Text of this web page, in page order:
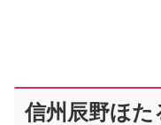
信州辰野ほた